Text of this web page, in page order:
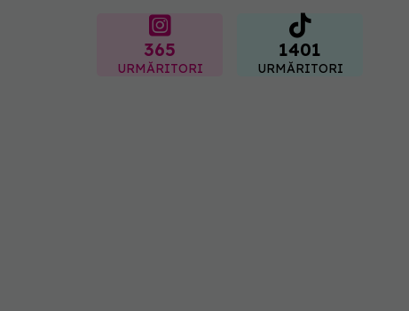
365
URMĂRITORI
1401
URMĂRITORI